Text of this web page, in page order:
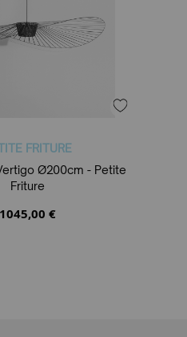
FRITURE
Ø200cm - Petite
Friture
1045,00 €